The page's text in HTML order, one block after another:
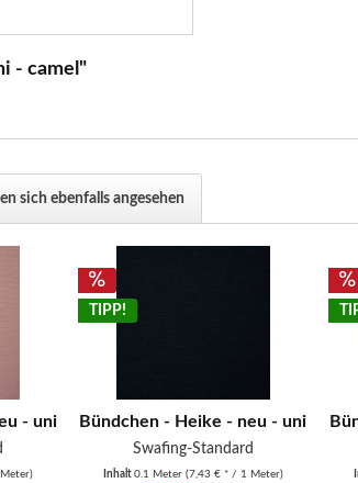
- camel"
sich ebenfalls angesehen
- uni - rosa
TIPP!
Bündchen - Heike - neu - uni -
Swafing-Standard
Inhalt 0.1 Meter (7,43 € * / 1 Meter)